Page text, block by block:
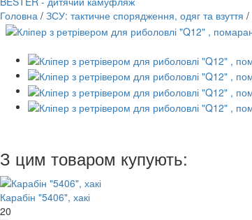
Головна / ЗСУ: тактичне спорядження, одяг та взуття /
З цим товаром купують:
Карабін "5406", хакі
20